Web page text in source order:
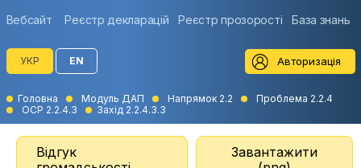
Вебсайт Реєстр декларацій Реєстр прозорості База знань
УКР EN Авторизація
Головна Модуль ДАП Напрямок 2.2
Проблема 2.2.4
ОСР 2.2.4.3
Захід 2.2.4.3.3
Відгук
Завантажити